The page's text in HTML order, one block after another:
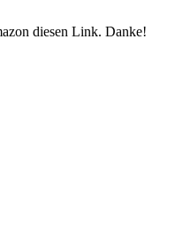
diesen Link. Danke!